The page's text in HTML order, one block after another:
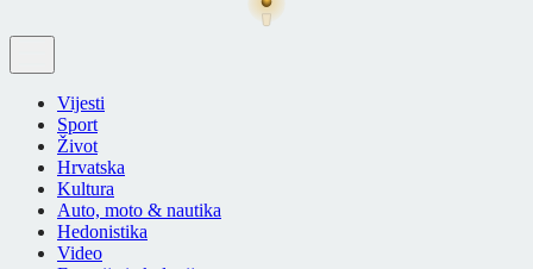
Vijesti
Sport
Život
Hrvatska
Kultura
Auto, moto & nautika
Hedonistika
Video